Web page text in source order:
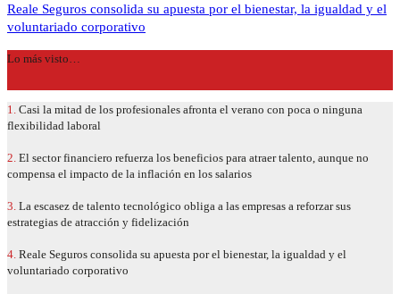
Reale Seguros consolida su apuesta por el bienestar, la igualdad y el
voluntariado corporativo
Lo más visto…
1. Casi la mitad de los profesionales afronta el verano con poca o ninguna
flexibilidad laboral
2. El sector financiero refuerza los beneficios para atraer talento, aunque no
compensa el impacto de la inflación en los salarios
3. La escasez de talento tecnológico obliga a las empresas a reforzar sus
estrategias de atracción y fidelización
4. Reale Seguros consolida su apuesta por el bienestar, la igualdad y el
voluntariado corporativo